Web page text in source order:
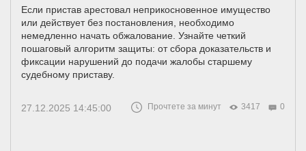
Если пристав арестовал неприкосновенное имущество
или действует без постановления, необходимо
немедленно начать обжалование. Узнайте четкий
пошаговый алгоритм защиты: от сбора доказательств и
фиксации нарушений до подачи жалобы старшему
судебному приставу.
27.12.2025 14:45:00 Прочтете за минут 3417 0